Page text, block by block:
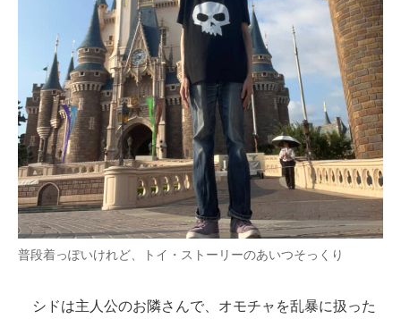
普段着っぽいけれど、トイ・ストーリーのあいつそっくり
シドは主人公のお隣さんで、オモチャを乱暴に扱った